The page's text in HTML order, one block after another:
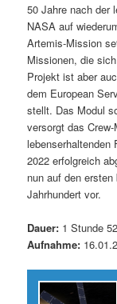
n
h
a
l
t
s
r
i
n
I
n
h
a
l
s
p
50 Jahre nach der
NASA auf
Artemis-Mission
Missionen, die
Projekt ist aber
dem European
stellt. Das Modul
versorgt das
2022 erfolgreich
nun auf den
Jahrhundert vor.
Dauer: 1 Stunde
Aufnahme: